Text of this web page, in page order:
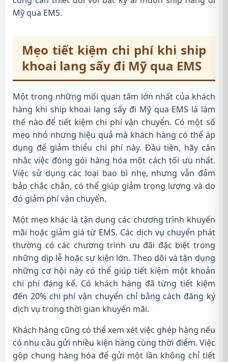
Mỹ qua EMS.
Mẹo tiết kiệm chi phí khi ship
khoai lang sấy đi Mỹ qua EMS
Một trong những mối quan tâm lớn nhất của khách
hàng khi ship khoai lang sấy đi Mỹ qua EMS là làm
thế nào để tiết kiệm chi phí vận chuyển. Có một số
mẹo nhỏ nhưng hiệu quả mà khách hàng có thể áp
dụng để giảm thiểu chi phí này. Đầu tiên, hãy cân
nhắc việc đóng gói hàng hóa một cách tối ưu nhất.
Việc sử dụng các loại bao bì nhẹ, nhưng vẫn đảm
bảo chắc chắn, có thể giúp giảm trọng lượng và do
đó giảm phí vận chuyển.
Một mẹo khác là tận dụng các chương trình khuyến
mãi hoặc giảm giá từ EMS. Các dịch vụ chuyển phát
thường có các chương trình ưu đãi đặc biệt trong
những dịp lễ hoặc sự kiện lớn. Theo dõi và tận dụng
những cơ hội này có thể giúp tiết kiệm một khoản
chi phí đáng kể. Có khách hàng đã từng tiết kiệm
đến 20% chi phí vận chuyển chỉ bằng cách đăng ký
dịch vụ trong thời gian khuyến mãi.
Khách hàng cũng có thể xem xét việc ghép hàng nếu
có nhu cầu gửi nhiều kiện hàng cùng thời điểm. Việc
gộp chung hàng hóa để gửi một lần không chỉ tiết